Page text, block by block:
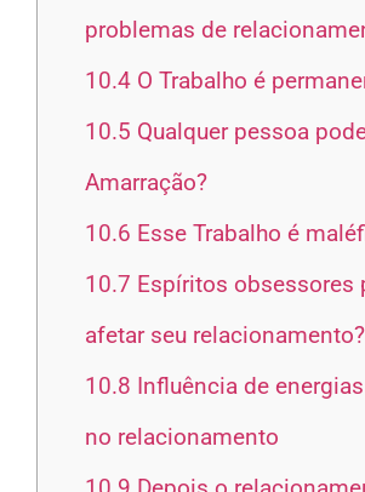
problemas de
10.4O Trabalho é
10.5 Qualquer pessoa
Amarração?
10.6 Esse Trabalho é
10.7 Espíritos obsessores
afetar seu relacionamento?
10.8 Influência de
no relacionamento